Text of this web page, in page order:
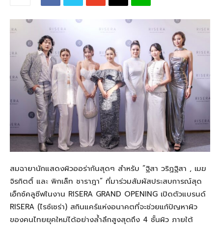
สมฉายานักแสดงผิวออร่ากันสุดๆ สำหรับ “ฐิสา วริฏฐิสา , เมฆ
จิรกิตติ์ และ พิกเล็ท ชาราฎา” ที่มาร่วมสัมผัสประสบการณ์สุด
เอ็กซ์คลูซีฟในงาน RISERA GRAND OPENING เปิดตัวแบรนด์
RISERA (ไรซ์เซร่า) สกินแคร์แห่งอนาคตที่จะช่วยแก้ปัญหาผิว
ของคนไทยยุคใหม่ได้อย่างล้ำลึกสูงสุดถึง 4 ชั้นผิว ภายใต้